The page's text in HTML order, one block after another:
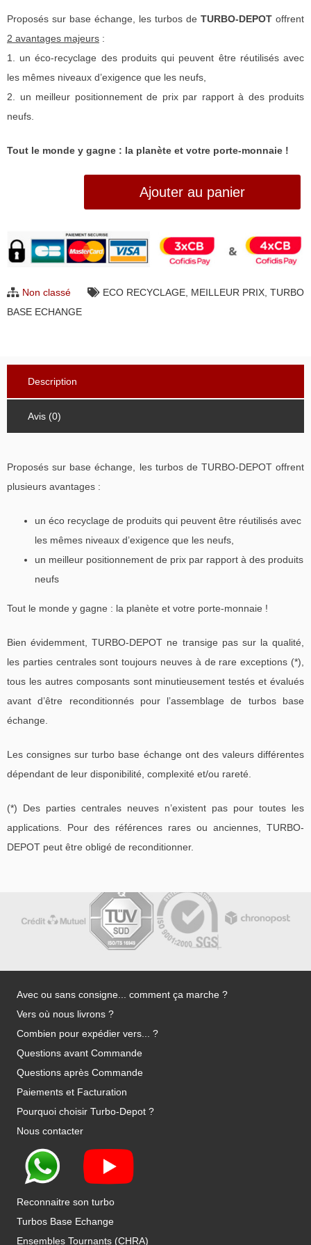
Proposés sur base échange, les turbos de TURBO-DEPOT offrent
2 avantages majeurs :
1. un éco-recyclage des produits qui peuvent être réutilisés avec
les mêmes niveaux d’exigence que les neufs,
2. un meilleur positionnement de prix par rapport à des produits
neufs.
Tout le monde y gagne : la planète et votre porte-monnaie !
base
échange,
reconditionnement
recyclage
Ajouter au panier
Non classé ECO RECYCLAGE, MEILLEUR PRIX, TURBO
BASE ECHANGE
Description
Avis (0)
Proposés sur base échange, les turbos de TURBO-DEPOT offrent
plusieurs avantages :
un éco recyclage de produits qui peuvent être réutilisés avec
les mêmes niveaux d’exigence que les neufs,
un meilleur positionnement de prix par rapport à des produits
neufs
Tout le monde y gagne : la planète et votre porte-monnaie !
Bien évidemment, TURBO-DEPOT ne transige pas sur la qualité,
les parties centrales sont toujours neuves à de rare exceptions (*),
tous les autres composants sont minutieusement testés et évalués
avant d’être reconditionnés pour l’assemblage de turbos base
échange.
Les consignes sur turbo base échange ont des valeurs différentes
dépendant de leur disponibilité, complexité et/ou rareté.
(*) Des parties centrales neuves n’existent pas pour toutes les
applications. Pour des références rares ou anciennes, TURBO-
DEPOT peut être obligé de reconditionner.
Avec ou sans consigne... comment ça marche ?
Vers où nous livrons ?
Combien pour expédier vers... ?
Questions avant Commande
Questions après Commande
Paiements et Facturation
Pourquoi choisir Turbo-Depot ?
Nous contacter
Reconnaitre son turbo
Turbos Base Echange
Ensembles Tournants (CHRA)